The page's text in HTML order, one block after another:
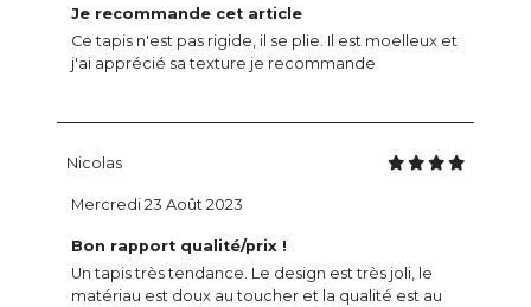
Je recommande cet article
Ce tapis n'est pas rigide, il se plie. Il est moelleux et
j'ai apprécié sa texture je recommande
Nicolas
Bon rapport qualité/prix !
Un tapis très tendance. Le design est très joli, le
matériau est doux au toucher et la qualité est au
Mercredi 23 Août 2023